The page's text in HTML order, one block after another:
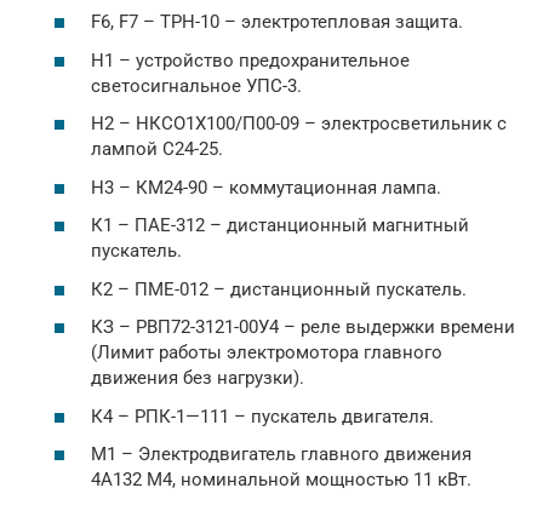
F6, F7 – ТРН-10 – электротепловая защита.
Н1 – устройство предохранительное
светосигнальное УПС-3.
Н2 – НКСО1Х100/П00-09 – электросветильник с
лампой С24-25.
Н3 – КМ24-90 – коммутационная лампа.
К1 – ПАЕ-312 – дистанционный магнитный
пускатель.
К2 – ПМЕ-012 – дистанционный пускатель.
КЗ – РВП72-3121-00У4 – реле выдержки времени
(Лимит работы электромотора главного
движения без нагрузки).
К4 – РПК-1—111 – пускатель двигателя.
М1 – Электродвигатель главного движения
4А132 М4, номинальной мощностью 11 кВт.